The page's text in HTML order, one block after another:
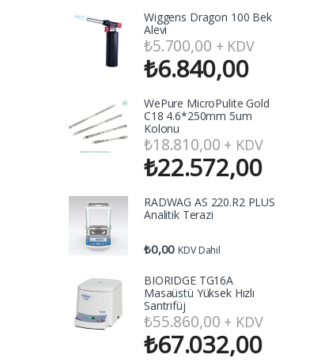
Wiggens Dragon 100 Bek
Alevi
₺5.700,00 + KDV
₺6.840,00
WePure MicroPulite Gold
C18 4.6*250mm 5um
Kolonu
₺18.810,00 + KDV
₺22.572,00
RADWAG AS 220.R2 PLUS
Analitik Terazi
₺0,00 KDV Dahil
BIORIDGE TG16A
Masaüstü Yüksek Hızlı
Santrifüj
₺55.860,00 + KDV
₺67.032,00